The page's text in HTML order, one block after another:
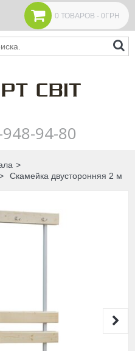
0 ТОВАРОВ - 0ГРН
94-80
Скамейка двусторонняя 2 м